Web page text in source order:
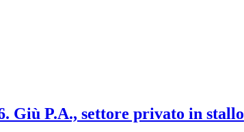
Giù P.A., settore privato in stallo